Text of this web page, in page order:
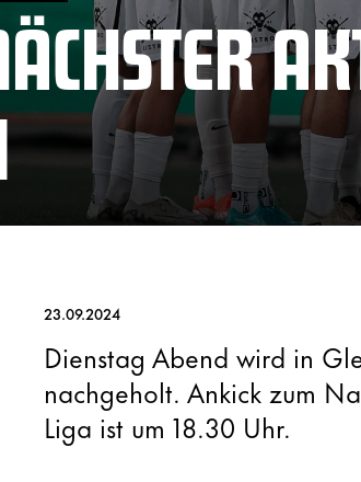
23.09.2024
Dienstag Abend wird in
nachgeholt. Ankick zum
Liga ist um 18.30 Uhr.